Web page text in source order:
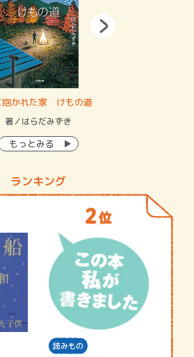
抱かれた家 けもの道
著／はらだみずき
もっとみる
ランキング
読みもの